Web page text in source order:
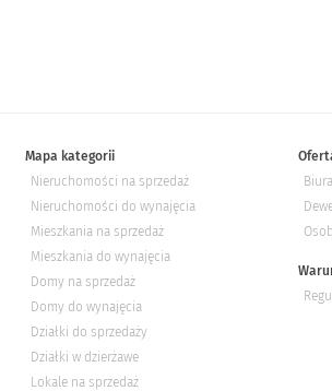
Mapa kategorii
Nieruchomości na sprzedaż
Nieruchomości do wynajęcia
Mieszkania na sprzedaż
Mieszkania do wynajęcia
Domy na sprzedaż
Domy do wynajęcia
Działki do sprzedaży
Działki w dzierżawe
Lokale na sprzedaż